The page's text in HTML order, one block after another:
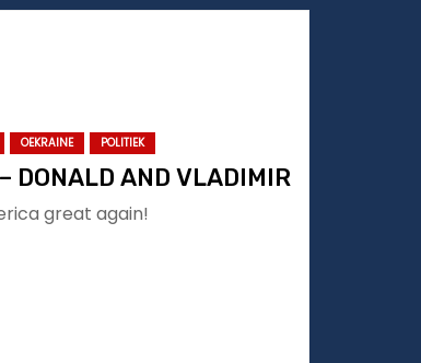
OEKRAINE POLITIEK
DONALD AND VLADIMIR
great again!